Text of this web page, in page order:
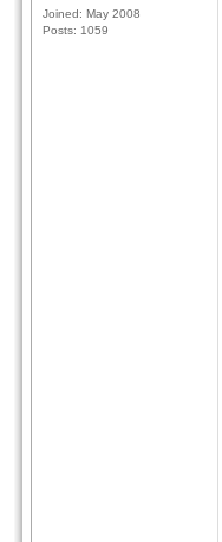
Joined: May 2008
Posts: 1059